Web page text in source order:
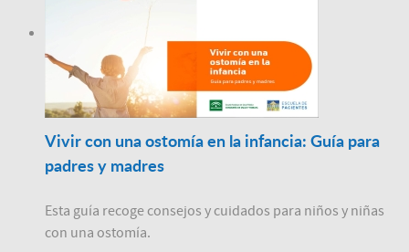
Vivir con una ostomía en la infancia: Guía para
padres y madres
Esta guía recoge consejos y cuidados para niños y niñas
con una ostomía.